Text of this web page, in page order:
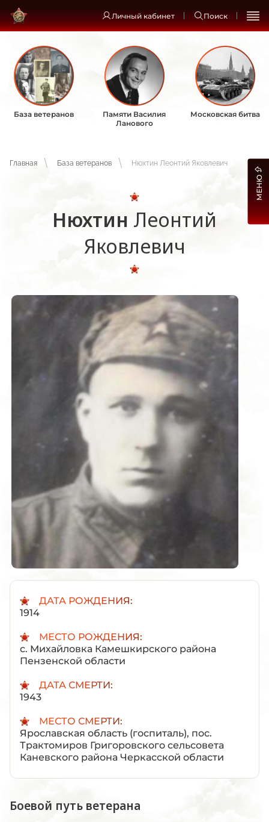
Личный кабинет Поиск
База ветеранов
Памяти Василия
Ланового
Московская битва
Главная База ветеранов Нюхтин Леонтий Яковлевич
Нюхтин Леонтий
Яковлевич
ДАТА РОЖДЕНИЯ:
1914
МЕСТО РОЖДЕНИЯ:
с. Михайловка Камешкирского района
Пензенской области
ДАТА СМЕРТИ:
1943
МЕСТО СМЕРТИ:
Ярославская область (госпиталь), пос.
Трактомиров Григоровского сельсовета
Каневского района Черкасской области
Боевой путь ветерана
МЕНЮ